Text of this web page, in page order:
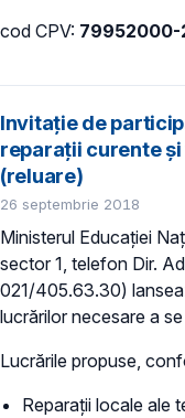
cod CPV: 79952000-
Invitație de
reparații curente
(reluare)
26 septembrie 2018
Ministerul Educației
sector 1, telefon Dir.
021/405.63.30)
lucrărilor necesare a
Lucrările propuse,
Reparații locale ale